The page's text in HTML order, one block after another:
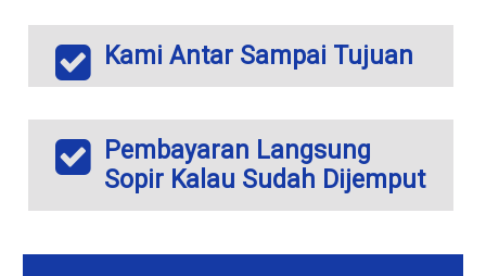
Kami Antar Sampai Tujuan
Pembayaran Langsung
Sopir Kalau Sudah Dijemput